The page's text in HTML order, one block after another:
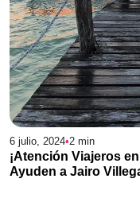
6 julio, 2024•2 min
¡Atención Viajeros
Ayuden a Jairo